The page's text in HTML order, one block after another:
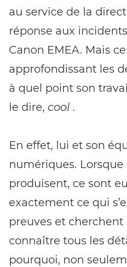
au service de la
réponse aux
Canon EMEA. Mais ce
approfondissant les
à quel point son
le dire, cool .
En effet, lui et son
numériques.
produisent, ce sont
exactement ce qui
preuves et cherchent
connaître tous les
pourquoi, non